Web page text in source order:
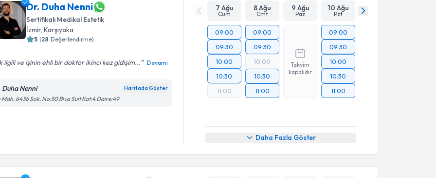
Dr. Duha Nenni
Sertifikalı Medikal Estetik
İzmir,Karşıyaka
5 (28 Değerlendirme)
ilgili ve işinin ehli bir doktor ikinci kez gidişim... Devamı
Duha Nenni Haritada Göster
Mah. 6436 Sok. No:50 Biva Suit Kat:4 Daire:49
7 Ağu
Cum
8 Ağu
Cmt
9 Ağu
Paz
10 Ağu
Pzt
09:00
09:30
10:00
10:30
11:00
09:00
09:30
10:00
10:30
11:00
Takvim
kapalıdır
09:00
09:30
10:00
10:30
11:00
Daha Fazla Göster